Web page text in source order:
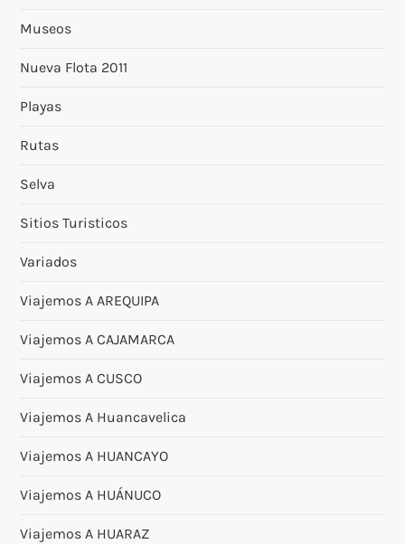
Museos
Nueva Flota 2011
Playas
Rutas
Selva
Sitios Turisticos
Variados
Viajemos A AREQUIPA
Viajemos A CAJAMARCA
Viajemos A CUSCO
Viajemos A Huancavelica
Viajemos A HUANCAYO
Viajemos A HUÁNUCO
Viajemos A HUARAZ